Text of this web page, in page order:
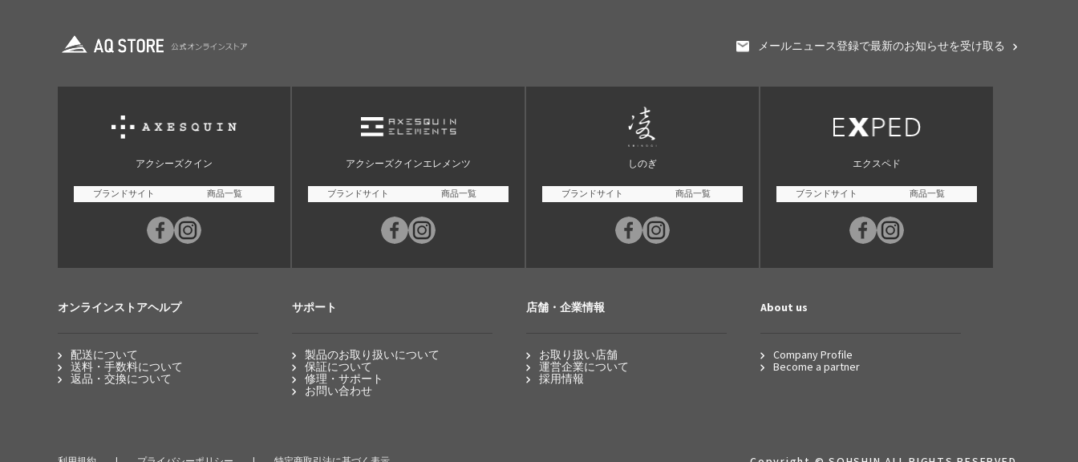
メールニュース登録で最新のお知らせを受け取る
アクシーズクイン
ブランドサイト 商品一覧
アクシーズクインエレメンツ
ブランドサイト 商品一覧
しのぎ
ブランドサイト 商品一覧
エクスペド
ブランドサイト 商品一覧
オンラインストアヘルプ
配送について
送料・手数料について
返品・交換について
サポート
製品のお取り扱いについて
保証について
修理・サポート
お問い合わせ
店舗・企業情報
お取り扱い店舗
運営企業について
採用情報
About us
Company Profile
Become a partner